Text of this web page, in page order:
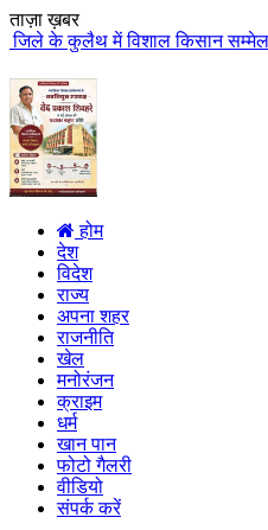
ताज़ा ख़बर
सम्मेलन आयोजित लगभग
होम
देश
विदेश
राज्य
अपना शहर
राजनीति
खेल
मनोरंजन
क्राइम
धर्म
खान पान
फोटो गैलरी
वीडियो
संपर्क करें